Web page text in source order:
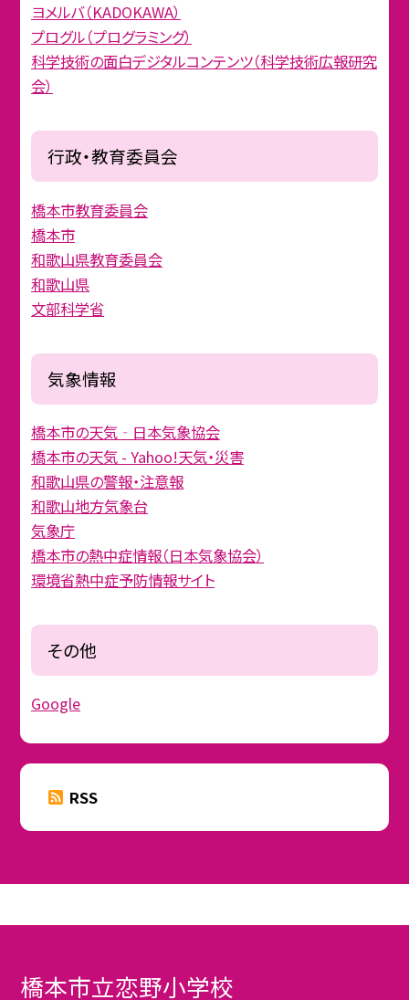
ヨメルバ（KADOKAWA）
プログル（プログラミング）
科学技術の面白デジタルコンテンツ（科学技術広報研究
会）
行政・教育委員会
橋本市教育委員会
橋本市
和歌山県教育委員会
和歌山県
文部科学省
気象情報
橋本市の天気‐日本気象協会
橋本市の天気 - Yahoo!天気・災害
和歌山県の警報・注意報
和歌山地方気象台
気象庁
橋本市の熱中症情報（日本気象協会）
環境省熱中症予防情報サイト
その他
Google
RSS
橋本市立恋野小学校